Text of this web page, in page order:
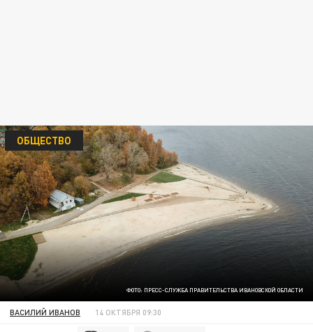
ФОТО: ПРЕСС-СЛУЖБА ПРАВИТЕЛЬСТВА ИВАНОВСКОЙ ОБЛАСТИ
ОБЩЕСТВО
ВАСИЛИЙ ИВАНОВ 14 ОКТЯБРЯ 09:30